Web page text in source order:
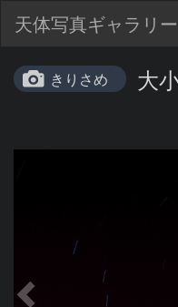
天体写真ギャラリー
きりさめ 大